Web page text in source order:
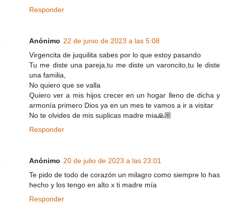
Responder
Anónimo 22 de junio de 2023 a las 5:08
Virgencita de juquilita sabes por lo que estoy pasando
Tu me diste una pareja,tu me diste un varoncito,tu le diste
una familia,
No quiero que se valla
Quiero ver a mis hijos crecer en un hogar lleno de dicha y
armonía primero Dios ya en un mes te vamos a ir a visitar
No te olvides de mis suplicas madre mia🙏🏼
Responder
Anónimo 20 de julio de 2023 a las 23:01
Te pido de todo de corazón un milagro como siempre lo has
hecho y los tengo en alto x ti madre mía
Responder